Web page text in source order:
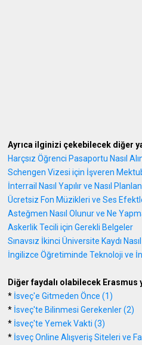
Ayrıca ilginizi çekebilecek diğer
Harçsız Öğrenci Pasaportu Nasıl
Schengen Vizesi için İşveren
İnterrail Nasıl Yapılır ve Nasıl
Ücretsiz Fon Müzikleri ve Ses
Asteğmen Nasıl Olunur ve Ne
Askerlik Tecili için Gerekli Belgeler
Sınavsız İkinci Üniversite Kaydı Nasıl
İngilizce Öğretiminde Teknoloji ve
Diğer faydalı olabilecek Erasmus
* İsveç'e Gitmeden Önce (1)
* İsveç'te Bilinmesi Gerekenler (2)
* İsveç'te Yemek Vakti (3)
* İsveç Online Alışveriş Siteleri ve